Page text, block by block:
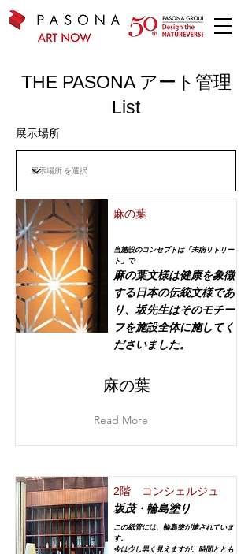
THE PASONA アート管理
List
展示場所
麻の葉
当施設のコンセプトは「未病リトリー
ト」で
麻の葉文様は健康を象徴
する日本の伝統文様であ
り、坂先生はそのモチー
フを施設全体に施してく
ださいました。
麻の葉
Read More
2階 コンシェルジュ
坂茂・輪島塗り
この紙管には、輪島塗が施されていま
す。
今は少し黒く見えますが、時間ととも